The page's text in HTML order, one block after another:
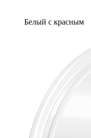
Белый с красным